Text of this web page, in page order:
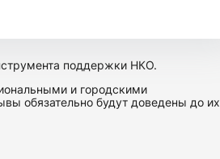
поддержки НКО.
и городскими
обязательно будут доведены до их